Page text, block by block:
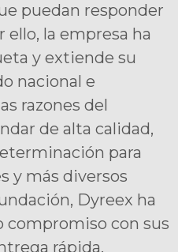
puedan responder
ello, la empresa ha
y extiende su
nacional e
razones del
de alta calidad,
para
y más diversos
Dyreex ha
compromiso con sus
rápida,